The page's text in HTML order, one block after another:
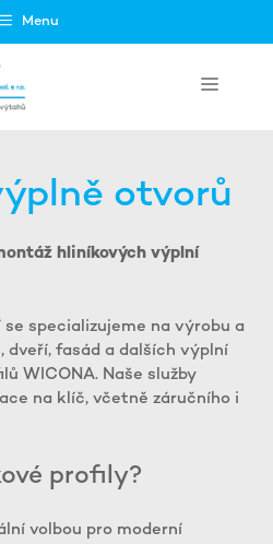
Menu
Menu
otvorů
hliníkových výplní
specializujeme na výrobu a
dveří, fasád a dalších výplní
WICONA. Naše služby
na klíč, včetně záručního i
profily?
volbou pro moderní